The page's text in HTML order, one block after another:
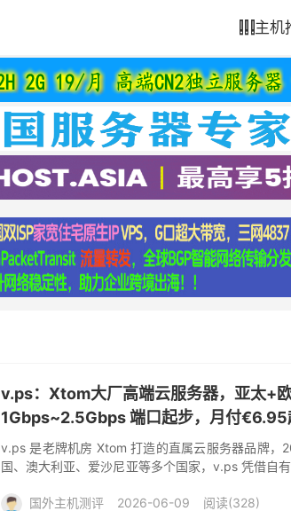
主机
v.ps：Xtom大厂高端云服务器，亚太+欧
1Gbps~2.5Gbps 端口起步，月付€6.95
v.ps 是老牌机房 Xtom 打造的直属云服务器品牌，
国、澳大利亚、爱沙尼亚等多个国家，v.ps 凭借自
国外主机测评
2026-06-09 阅读(328)